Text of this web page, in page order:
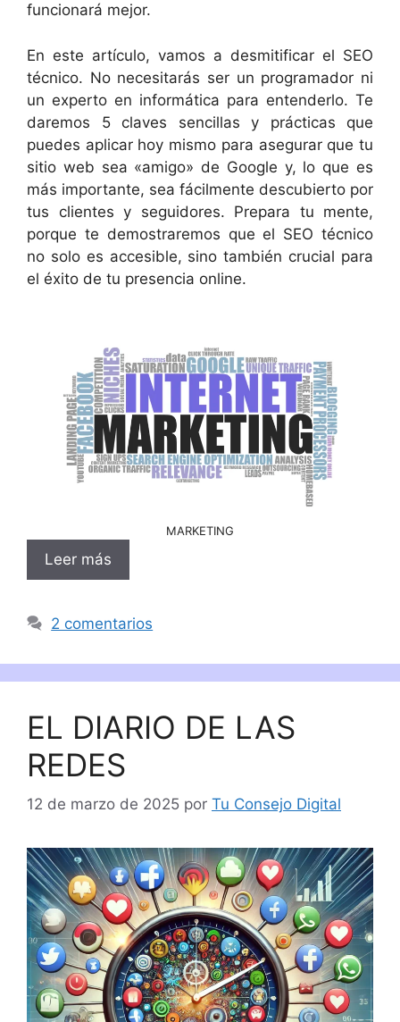
funcionará mejor.
En este artículo, vamos a desmitificar el SEO
técnico. No necesitarás ser un programador ni
un experto en informática para entenderlo. Te
daremos 5 claves sencillas y prácticas que
puedes aplicar hoy mismo para asegurar que tu
sitio web sea «amigo» de Google y, lo que es
más importante, sea fácilmente descubierto por
tus clientes y seguidores. Prepara tu mente,
porque te demostraremos que el SEO técnico
no solo es accesible, sino también crucial para
el éxito de tu presencia online.
MARKETING
Leer más
2 comentarios
EL DIARIO DE LAS
REDES
12 de marzo de 2025 por Tu Consejo Digital